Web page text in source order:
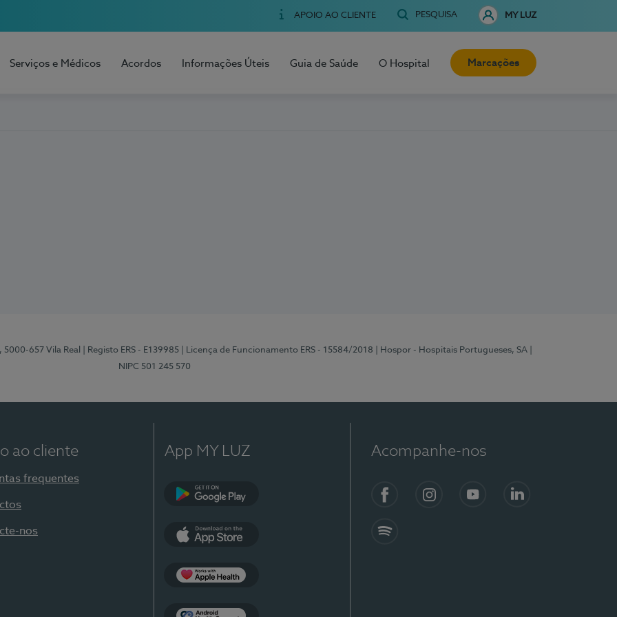
APOIO AO CLIENTE PESQUISA MY LUZ
Serviços e Médicos Acordos Informações Úteis Guia de Saúde O Hospital Marcações
5000-657 Vila Real | Registo ERS - E139985 | Licença de Funcionamento ERS - 15584/2018 | Hospor - Hospitais Portugueses, SA
NIPC 501 245 570
ao cliente
frequentes
nos
App MY LUZ Acompanhe-nos